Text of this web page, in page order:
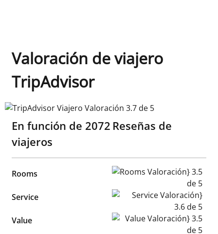
Valoración de viajero
TripAdvisor
TripAdvisor Viajero Valoración 3.7 de 5
En función de 2072 Reseñas de
viajeros
Rooms Rooms Valoración} 3.5 de 5
Service Service Valoración} 3.6 de 5
Value Value Valoración} 3.5 de 5